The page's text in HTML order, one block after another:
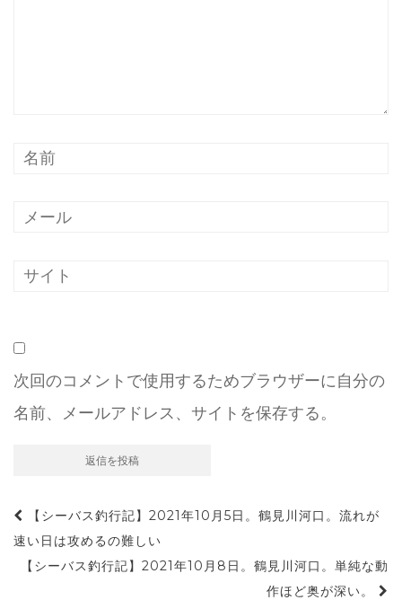
次回のコメントで使用するためブラウザーに自分の
名前、メールアドレス、サイトを保存する。
投
稿
ナ
【シーバス釣行記】2021年10月5日。鶴見川河口。流れが
速い日は攻めるの難しい
【シーバス釣行記】2021年10月8日。鶴見川河口。単純な動
作ほど奥が深い。